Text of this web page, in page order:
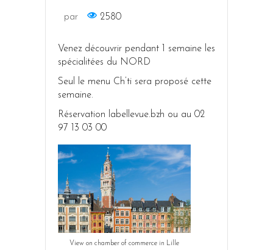
par 2580
Venez découvrir pendant 1 semaine les
spécialitées du NORD
Seul le menu Ch’ti sera proposé cette
semaine.
Réservation labellevue.bzh ou au 02
97 13 03 00
View on chamber of commerce in Lille